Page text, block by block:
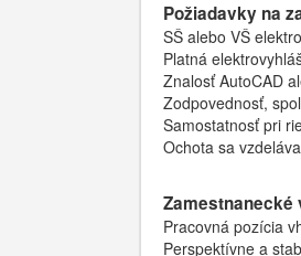
Požiadavky na
SŠ alebo VŠ
Platná
Znalosť AutoCAD
Zodpovednosť,
Samostatnosť pri
Ochota sa
Zamestnanecké
Pracovná pozícia
Perspektívne a